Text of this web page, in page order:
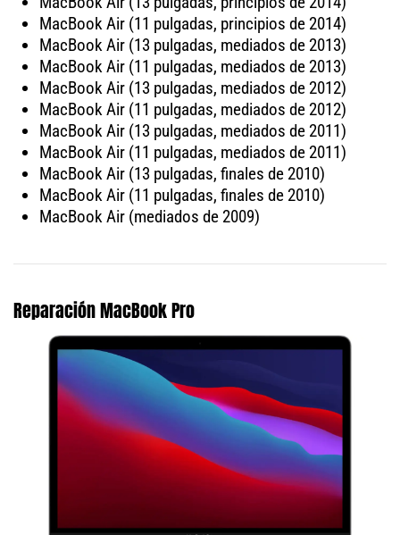
MacBook Air (11 pulgadas, principios de 2014)
MacBook Air (13 pulgadas, mediados de 2013)
MacBook Air (11 pulgadas, mediados de 2013)
MacBook Air (13 pulgadas, mediados de 2012)
MacBook Air (11 pulgadas, mediados de 2012)
MacBook Air (13 pulgadas, mediados de 2011)
MacBook Air (11 pulgadas, mediados de 2011)
MacBook Air (13 pulgadas, finales de 2010)
MacBook Air (11 pulgadas, finales de 2010)
MacBook Air (mediados de 2009)
Reparación MacBook Pro